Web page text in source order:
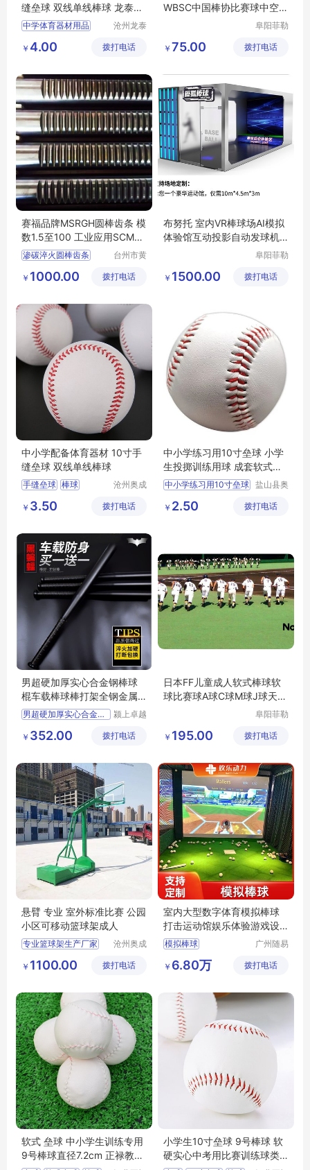
缝垒球 双线单线棒球 龙泰体
育
中学体育器材用品
10寸手缝垒球
沧州龙泰
有限公司
￥ 4.00 拨打电话
WBSC中国棒协比赛球中空软
阜阳菲勒
公司
￥ 75.00 拨打电话
赛福品牌MSRGH圆棒齿条 模
数1.5至100 工业应用SCM44
0材质
渗碳淬火圆棒齿条
硬化处理圆棒齿条
台州市黄
密机械有
￥ 1000.00 拨打电话
布努托 室内VR棒球场AI模拟
体验馆互动投影自动发球机
阜阳菲勒
公司
￥ 1500.00 拨打电话
中小学配备体育器材 10寸手
缝垒球 双线单线棒球
手缝垒球 棒球
沧州奥成
制造有限
￥ 3.50 拨打电话
中小学练习用10寸垒球 小学
生投掷训练用球 成套软式器
材 奥泰供应
中小学练习用10寸垒球
成套软式器材
盐山县奥
材厂
￥ 2.50 拨打电话
男超硬加厚实心合金钢棒球
棍车载棒球棒打架全钢金属
合法铁棍
男超硬加厚实心合金钢棒球
颍上卓越
有限公司
￥ 352.00 拨打电话
日本FF儿童成人软式棒球软
球比赛球A球C球M球J球天然
阜阳菲勒
公司
￥ 195.00 拨打电话
悬臂 专业 室外标准比赛 公园
小区可移动篮球架成人
专业篮球架生产厂家
公园小区可移动篮球架成人
沧州奥成
制造有限
￥ 1100.00 拨打电话
室内大型数字体育模拟棒球
打击运动馆娱乐体验游戏设
备体育潮玩馆
模拟棒球
数字运动馆
棒球打击笼
广州随易
公司
￥ 6.80万 拨打电话
软式 垒球 中小学生训练专用
9号棒球直径7.2cm 正禄教学
小学生10寸垒球 9号棒球 软
硬实心中考用比赛训练球类